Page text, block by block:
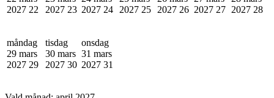
2027 22
2027 23 2027 24
2027 25
2027 26 2027 27 2027 28
måndag
29 mars
2027 29
tisdag
30 mars
2027 30
onsdag
31 mars
2027 31